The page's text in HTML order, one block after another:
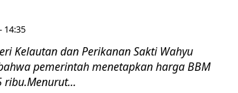
14:35
Kelautan dan Perikanan Sakti Wahyu
pemerintah menetapkan harga BBM
ribu.Menurut...